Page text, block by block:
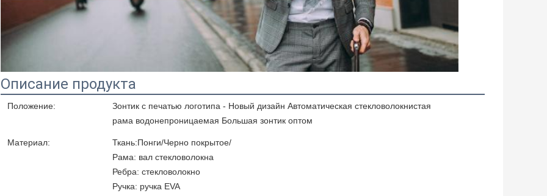
Описание продукта
Положение:
Зонтик с печатью логотипа - Новый дизайн Автоматическая стекловолокнистая
рама водонепроницаемая Большая зонтик оптом
Материал:
Ткань:Понги/Черно покрытое/
Рама: вал стекловолокна
Ребра: стекловолокно
Ручка: ручка EVA